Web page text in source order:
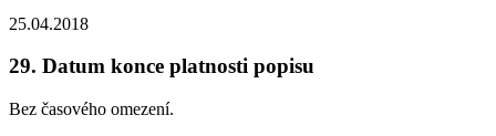
25.04.2018
29. Datum konce platnosti popisu
Bez časového omezení.